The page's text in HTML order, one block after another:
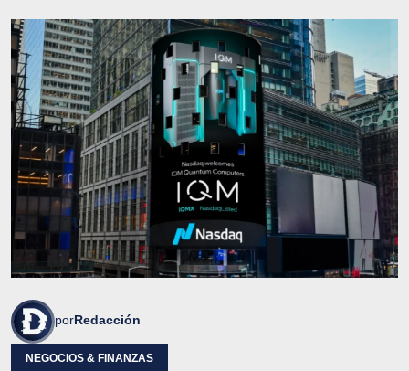
porRedacción
NEGOCIOS & FINANZAS